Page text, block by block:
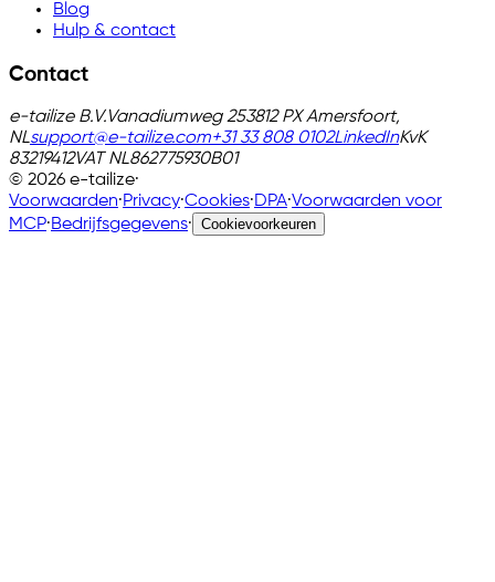
Blog
Hulp & contact
Contact
e-tailize B.V.Vanadiumweg 253812 PX Amersfoort,
NLsupport@e-tailize.com+31 33 808 0102LinkedInKvK
83219412VAT NL862775930B01
© 2026 e-tailize·
Voorwaarden·Privacy·Cookies·DPA·Voorwaarden voor
MCP·Bedrijfsgegevens· Cookievoorkeuren